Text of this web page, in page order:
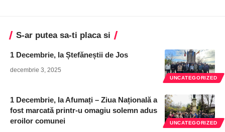
S-ar putea sa-ti placa si
UNCATEGORIZED
1 Decembrie, la Ștefăneștii de Jos
decembrie 3, 2025
UNCATEGORIZED
1 Decembrie, la Afumați – Ziua Națională a
fost marcată printr-u omagiu solemn adus
eroilor comunei